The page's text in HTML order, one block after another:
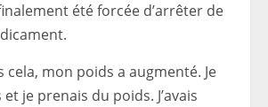
été forcée d’arrêter de
cela, mon poids a augmenté. Je
je prenais du poids. J’avais